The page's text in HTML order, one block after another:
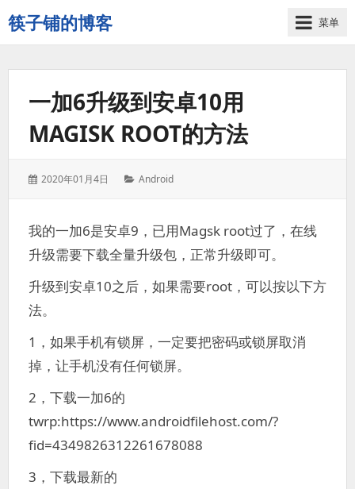
筷子铺的博客
记
录
菜单
一加6升级到安卓10用
MAGISK ROOT的方法
发
2020年01月4日
分
Android
我的一加6是安卓9，已用Magsk root过了，在线
升级需要下载全量升级包，正常升级即可。
升级到安卓10之后，如果需要root，可以按以下方
法。
1，如果手机有锁屏，一定要把密码或锁屏取消
掉，让手机没有任何锁屏。
2，下载一加6的
twrp:https://www.androidfilehost.com/?
fid=4349826312261678088
3，下载最新的